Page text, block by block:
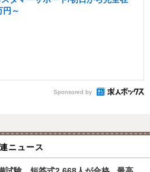
円～
Sponsored by
ニュース